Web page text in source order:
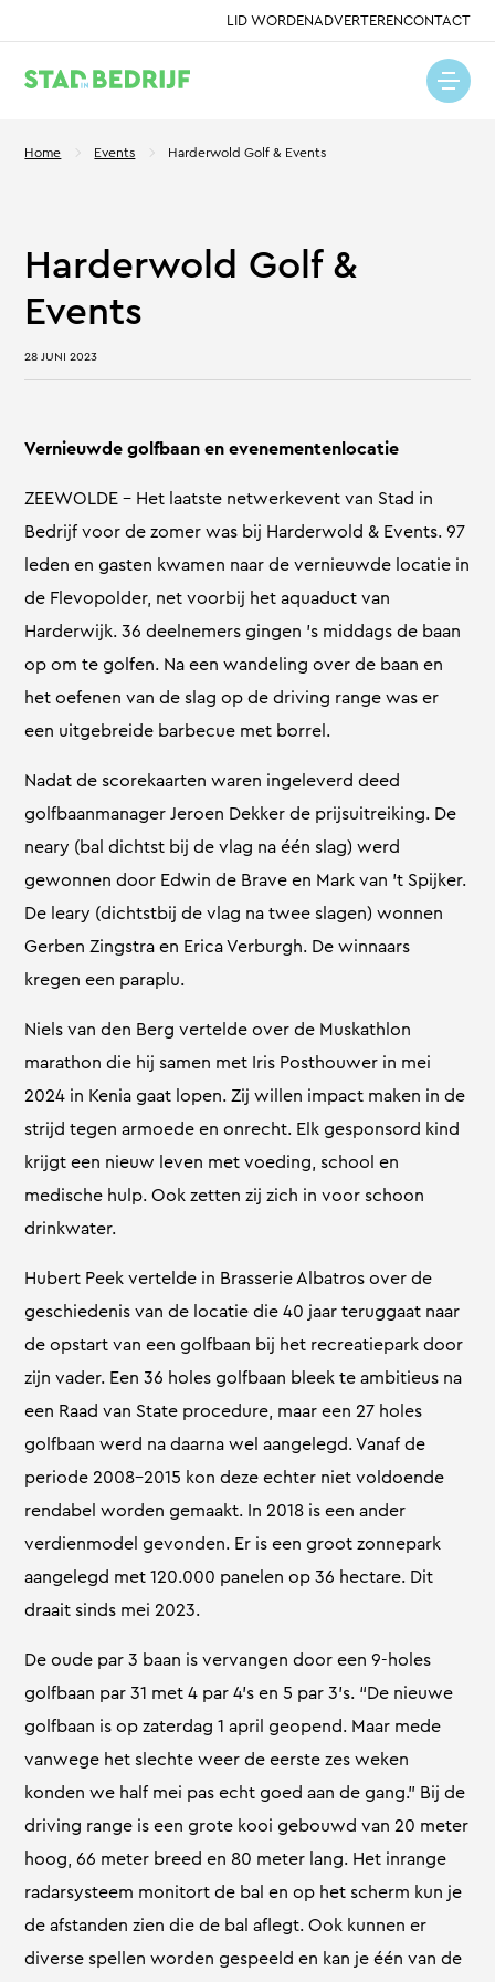
LID WORDENADVERTERENCONTACT
Home Events Harderwold Golf & Events
Harderwold Golf &
Events
28 JUNI 2023
Vernieuwde golfbaan en evenementenlocatie
ZEEWOLDE – Het laatste netwerkevent van Stad in
Bedrijf voor de zomer was bij Harderwold & Events. 97
leden en gasten kwamen naar de vernieuwde locatie in
de Flevopolder, net voorbij het aquaduct van
Harderwijk. 36 deelnemers gingen ’s middags de baan
op om te golfen. Na een wandeling over de baan en
het oefenen van de slag op de driving range was er
een uitgebreide barbecue met borrel.
Nadat de scorekaarten waren ingeleverd deed
golfbaanmanager Jeroen Dekker de prijsuitreiking. De
neary (bal dichtst bij de vlag na één slag) werd
gewonnen door Edwin de Brave en Mark van ’t Spijker.
De leary (dichtstbij de vlag na twee slagen) wonnen
Gerben Zingstra en Erica Verburgh. De winnaars
kregen een paraplu.
Niels van den Berg vertelde over de Muskathlon
marathon die hij samen met Iris Posthouwer in mei
2024 in Kenia gaat lopen. Zij willen impact maken in de
strijd tegen armoede en onrecht. Elk gesponsord kind
krijgt een nieuw leven met voeding, school en
medische hulp. Ook zetten zij zich in voor schoon
drinkwater.
Hubert Peek vertelde in Brasserie Albatros over de
geschiedenis van de locatie die 40 jaar teruggaat naar
de opstart van een golfbaan bij het recreatiepark door
zijn vader. Een 36 holes golfbaan bleek te ambitieus na
een Raad van State procedure, maar een 27 holes
golfbaan werd na daarna wel aangelegd. Vanaf de
periode 2008-2015 kon deze echter niet voldoende
rendabel worden gemaakt. In 2018 is een ander
verdienmodel gevonden. Er is een groot zonnepark
aangelegd met 120.000 panelen op 36 hectare. Dit
draait sinds mei 2023.
De oude par 3 baan is vervangen door een 9-holes
golfbaan par 31 met 4 par 4’s en 5 par 3’s. “De nieuwe
golfbaan is op zaterdag 1 april geopend. Maar mede
vanwege het slechte weer de eerste zes weken
konden we half mei pas echt goed aan de gang.” Bij de
driving range is een grote kooi gebouwd van 20 meter
hoog, 66 meter breed en 80 meter lang. Het inrange
radarsysteem monitort de bal en op het scherm kun je
de afstanden zien die de bal aflegt. Ook kunnen er
diverse spellen worden gespeeld en kan je één van de